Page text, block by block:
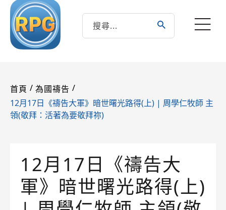
首頁 / 為國禱告 /
12月17日《禱告大軍》暗世曙光路得(上) | 周學仁牧師 主
領(敬拜：活著為要敬拜祢)
12月17日《禱告大
軍》暗世曙光路得(上)